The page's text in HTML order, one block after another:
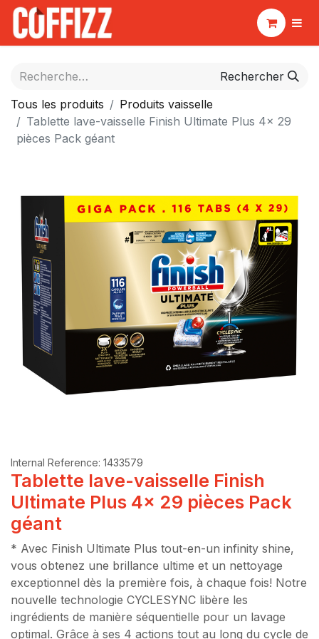
Rechercher
Tous les produits
Produits vaisselle
Tablette lave-vaisselle Finish Ultimate Plus 4x 29
pièces Pack géant
Internal Reference: 1433579
Tablette lave-vaisselle Finish
Ultimate Plus 4x 29 pièces Pack
géant
* Avec Finish Ultimate Plus tout-en-un infinity shine,
vous obtenez une brillance ultime et un nettoyage
exceptionnel dès la première fois, à chaque fois! Notre
nouvelle technologie CYCLESYNC libère les
ingrédients de manière séquentielle pour un lavage
optimal. Grâce à ses 4 actions tout au long du cycle de